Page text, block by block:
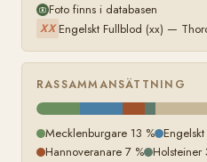
Foto finns i databasen
XX Engelskt Fullblod (xx) —
RASSAMMANSÄTTNING
Mecklenburgare 13 %
Hannoveranare 7 % Holsteiner